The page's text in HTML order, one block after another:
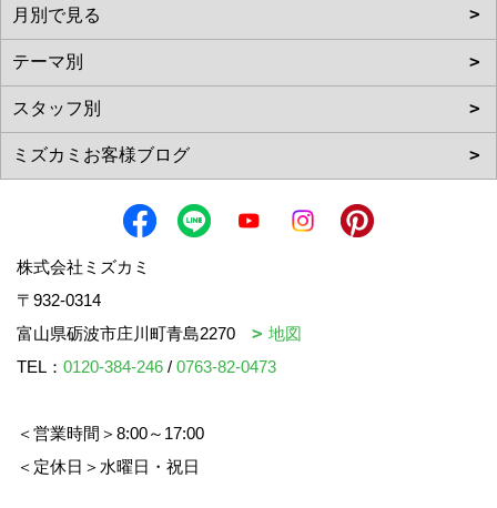
株式会社ミズカミ
〒932-0314
富山県砺波市庄川町青島2270
地図
TEL： 0120-384-246 / 0763-82-0473
＜営業時間＞8:00～17:00
＜定休日＞水曜日・祝日